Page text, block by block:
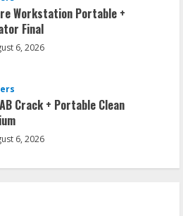
Workstation Portable +
Final
6, 2026
Crack + Portable Clean
6, 2026